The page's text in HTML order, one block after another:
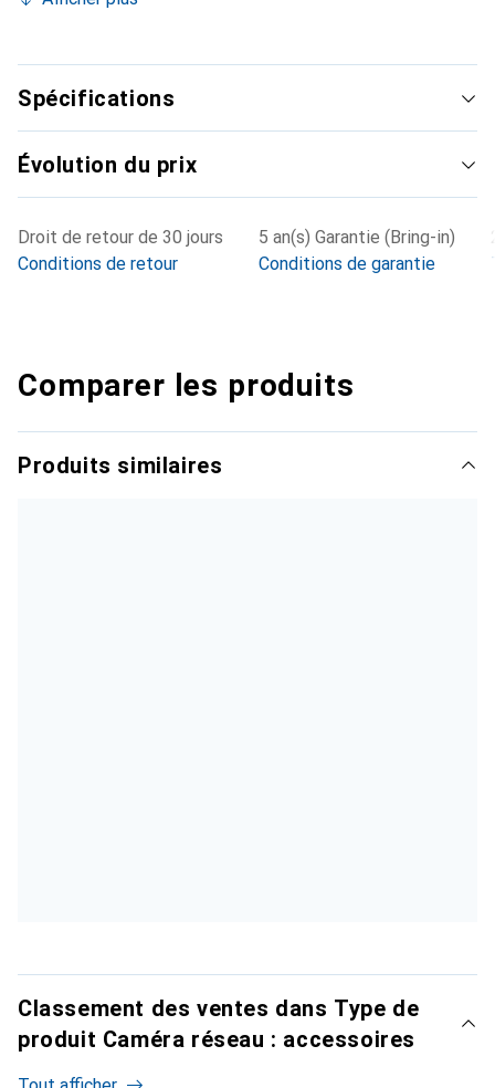
lumière du soleil. Le contrôle de température arctique
de courant, même à -40 °C. L'Axis T93F20 prend en charge
l'alimentation par Ethernet. Il dispose d'un emplacement
pour un interrupteur d'alarme d'intrusion en option et est
Spécifications
Évolution du prix
Droit de retour de 30 jours
Conditions de retour
5 an(s) Garantie (Bring-in)
Conditions de garantie
Comparer les produits
Produits similaires
Classement des ventes dans Type de
produit Caméra réseau : accessoires